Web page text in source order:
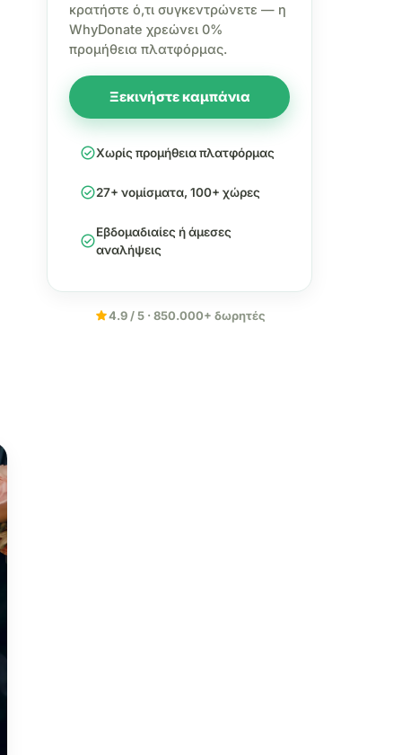
κρατήστε ό,τι συγκεντρώνετε — η
WhyDonate χρεώνει 0%
προμήθεια πλατφόρμας.
Ξεκινήστε καμπάνια
check_circleΧωρίς προμήθεια πλατφόρμας
check_circle27+ νομίσματα, 100+ χώρες
check_circleΕβδομαδιαίες ή άμεσες
αναλήψεις
star4.9 / 5 · 850.000+ δωρητές